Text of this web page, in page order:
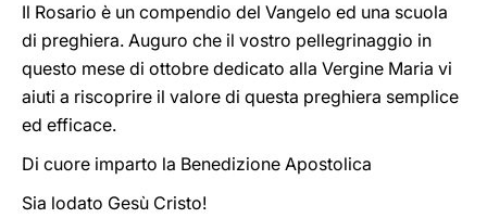
Il Rosario è un compendio del Vangelo ed una scuola
di preghiera. Auguro che il vostro pellegrinaggio in
questo mese di ottobre dedicato alla Vergine Maria vi
aiuti a riscoprire il valore di questa preghiera semplice
ed efficace.
Di cuore imparto la Benedizione Apostolica
Sia lodato Gesù Cristo!